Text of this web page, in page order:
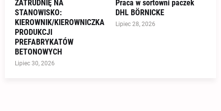
ZATRUDNIĘ NA
STANOWISKO:
KIEROWNIK/KIEROWNICZKA
PRODUKCJI
PREFABRYKATÓW
BETONOWYCH
Lipiec 30, 2026
Praca w sortowni paczek
DHL BÖRNICKE
Lipiec 28, 2026